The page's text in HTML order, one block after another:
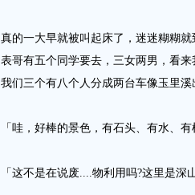
真的一大早就被叫起床了，迷迷糊糊
表哥有五个同学要去，三女两男，看
我们三个有八个人分成两台车像玉里
「哇，好棒的景色，有石头、有水、
「这不是在说废....物利用吗?这里是